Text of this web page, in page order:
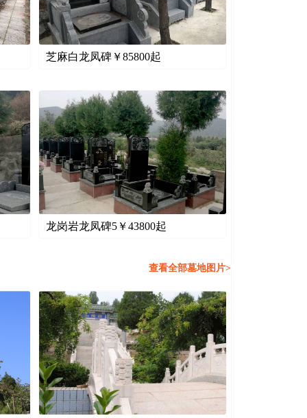
芝麻白龙凤碑￥85800起
龙岗岩龙凤碑5￥43800起
查看全部墓地图片>